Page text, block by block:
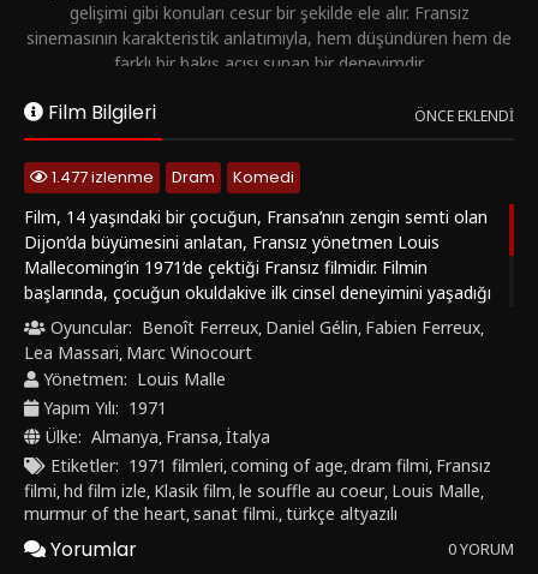
gelişimi gibi konuları cesur bir şekilde ele alır. Fransız
sinemasının karakteristik anlatımıyla, hem düşündüren hem de
farklı bir bakış açısı sunan bir deneyimdir.
👉 Eğer Fransız sineması, coming-of-age filmleri ve sanatsal /
festival yapımları ilgini çekiyorsa, Le Souffle au Cœur mutlaka
Film Bilgileri ÖNCE EKLENDI
1.477 izlenme Dram
Komedi
Film, 14 yaşındaki bir çocuğun, Fransa’nın zengin semti olan
Dijon’da büyümesini anlatan, Fransız yönetmen Louis
Mallecoming’in 1971’de çektiği Fransız filmidir. Filmin
başlarında, çocuğun okuldakive ilk cinsel deneyimini yaşadığı
bir genelevdeki maceraları anlatılıyor. Çocukta kalp hırıltısı
ateşi olduğu anlaşılınca annesiyle birlikte, bir dizi olaylar
sonucu bir cinsel yakınlaşma yaşayacağı sanatoryuma
giderler.
Oyuncular: Benoît Ferreux, Daniel Gélin, Fabien Ferreux,
Lea Massari, Marc Winocourt
Yönetmen: Louis Malle
Yapım Yılı: 1971
Ülke: Almanya, Fransa,İtalya
Etiketler: 1971 filmleri,coming of age,dram filmi, Fransız
filmi,hd film izle, Klasik film,le souffle au coeur, Louis Malle,
murmur of the heart,sanat filmi.,türkçe altyazılı
Yorumlar 0 YORUM